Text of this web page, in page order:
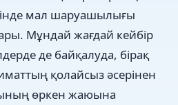
мал шаруашылығы
Мұндай жағдай кейбір
де байқалуда, бірақ
қолайсыз əсерінен
өркен жаюына